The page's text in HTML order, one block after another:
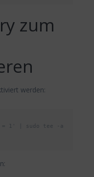
zum
werden:
= 1' | sudo tee -a